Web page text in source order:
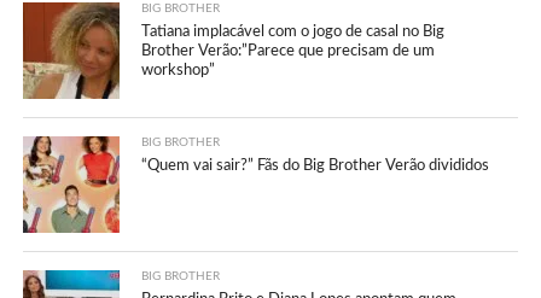
BIG BROTHER
Tatiana implacável com o jogo de casal no Big
Brother Verão:”Parece que precisam de um
workshop”
BIG BROTHER
“Quem vai sair?” Fãs do Big Brother Verão divididos
BIG BROTHER